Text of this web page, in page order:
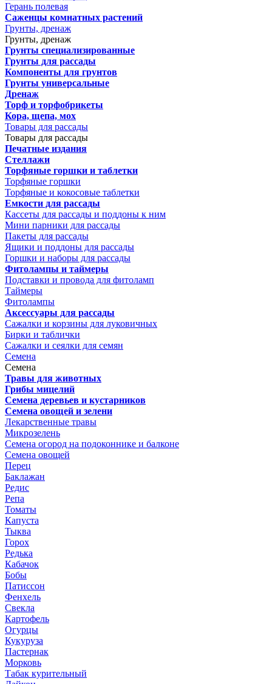
Герань полевая
Саженцы комнатных растений
Грунты, дренаж
Грунты, дренаж
Грунты специализированные
Грунты для рассады
Компоненты для грунтов
Грунты универсальные
Дренаж
Торф и торфобрикеты
Кора, щепа, мох
Товары для рассады
Товары для рассады
Печатные издания
Стеллажи
Торфяные горшки и таблетки
Торфяные горшки
Торфяные и кокосовые таблетки
Емкости для рассады
Кассеты для рассады и поддоны к ним
Мини парники для рассады
Пакеты для рассады
Ящики и поддоны для рассады
Горшки и наборы для рассады
Фитолампы и таймеры
Подставки и провода для фитоламп
Таймеры
Фитолампы
Аксессуары для рассады
Сажалки и корзины для луковичных
Бирки и таблички
Сажалки и сеялки для семян
Семена
Семена
Травы для животных
Грибы мицелий
Семена деревьев и кустарников
Семена овощей и зелени
Лекарственные травы
Микрозелень
Семена огород на подоконнике и балконе
Семена овощей
Перец
Баклажан
Редис
Репа
Томаты
Капуста
Тыква
Горох
Редька
Кабачок
Бобы
Патиссон
Фенхель
Свекла
Картофель
Огурцы
Кукуруза
Пастернак
Морковь
Табак курительный